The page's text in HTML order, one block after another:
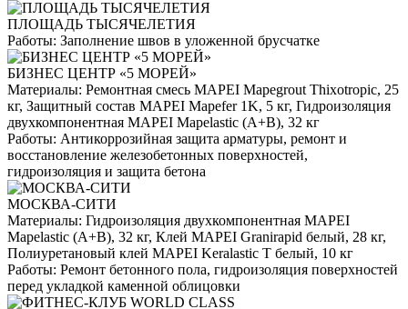
ПЛОЩАДЬ ТЫСЯЧЕЛЕТИЯ
Работы: Заполнение швов в уложенной брусчатке
БИЗНЕС ЦЕНТР «5 МОРЕЙ»
Материалы: Ремонтная смесь MAPEI Mapegrout Thixotropic, 25
кг, Защитный состав MAPEI Mapefer 1K, 5 кг, Гидроизоляция
двухкомпонентная MAPEI Mapelastic (А+B), 32 кг
Работы: Антикоррозийная защита арматуры, ремонт и
восстановление железобетонных поверхностей,
гидроизоляция и защита бетона
МОСКВА-СИТИ
Материалы: Гидроизоляция двухкомпонентная MAPEI
Mapelastic (А+B), 32 кг, Клей MAPEI Granirapid белый, 28 кг,
Полиуретановый клей MAPEI Keralastic T белый, 10 кг
Работы: Ремонт бетонного пола, гидроизоляция поверхностей
перед укладкой каменной облицовки